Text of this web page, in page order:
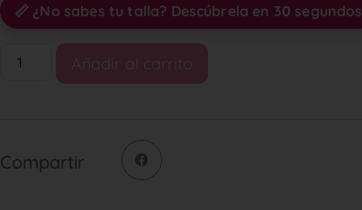
📏 ¿No sabes tu talla? Descúbrela en 30 segundos
Añadir al carrito
Compartir